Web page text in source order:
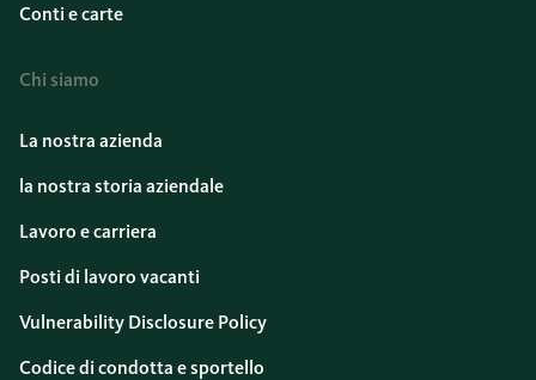
Conti e carte
Chi siamo
La nostra azienda
la nostra storia aziendale
Lavoro e carriera
Posti di lavoro vacanti
Vulnerability Disclosure Policy
Codice di condotta e sportello